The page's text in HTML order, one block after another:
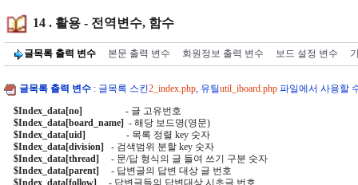
14 . 활용 - 전역변수, 함수
글목록 출력 변수 본문 출력 변수 회원정보 출력 변수 보드 설정 변수
글목록 출력 변수 : 글목록 스킨2_index.php , 유틸util_iboard.php 파일에서 사용할
$Index_data[no]
                  - 글 고유번호
$Index_data[board_name]
  - 해당 보드명(영문)
$Index_data[uid]
                 - 목록 정렬 key 숫자
$Index_data[division]
   - 검색범위 분할 key 숫자
$Index_data[thread]
     - 문/답 형식의 글 들여 쓰기 구분 숫자
$Index_data[parent]
     - 답변글의 답변 대상 글 번호
$Index_data[follow]
     - 답변글들의 답변대상 시초글 번호